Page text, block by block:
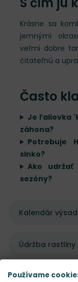
Krásne sa
jemnými
veľmi dobre
čitateľnú a
Často
Je ľaliovka
záhona?
Potrebuje
slnko?
Ako udržať
sezóny?
Kalendár
Údržba rastliny
Používame